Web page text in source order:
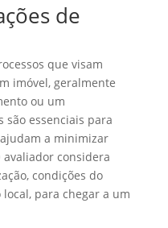
de
que visam
imóvel, geralmente
ou um
são essenciais para
a minimizar
avaliador considera
condições do
para chegar a um